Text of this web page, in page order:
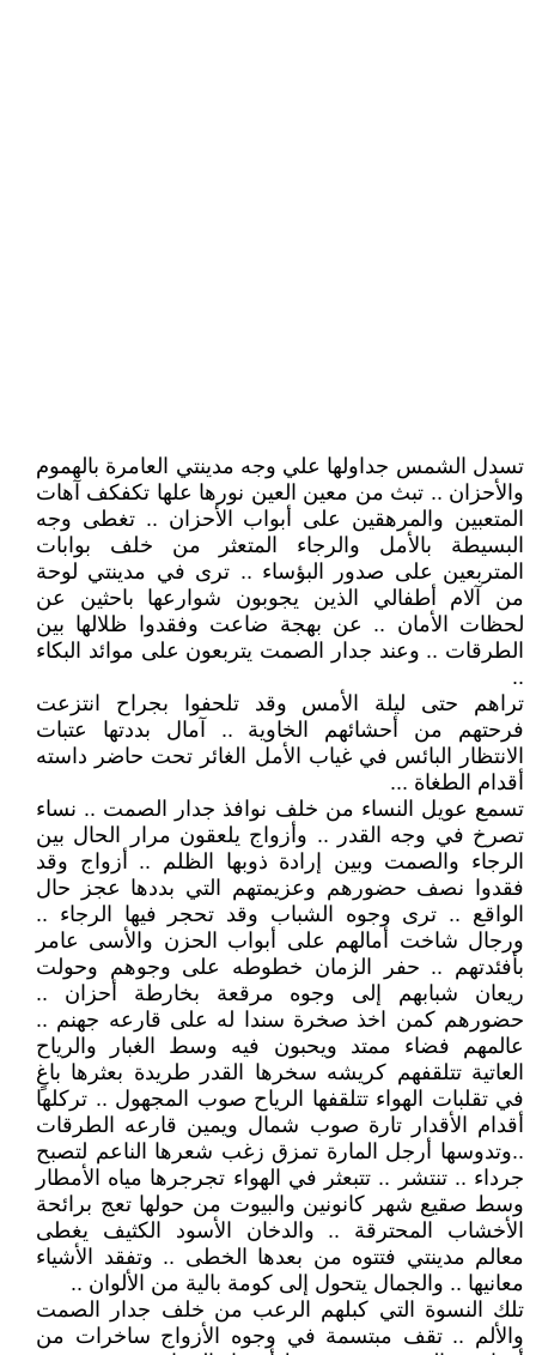
تسدل الشمس جداولها علي وجه مدينتي العامرة بالهموم
والأحزان .. تبث من معين العين نورها علها تكفكف آهات
المتعبين والمرهقين على أبواب الأحزان .. تغطى وجه
البسيطة بالأمل والرجاء المتعثر من خلف بوابات
المتربعين على صدور البؤساء .. ترى في مدينتي لوحة
من آلام أطفالي الذين يجوبون شوارعها باحثين عن
لحظات الأمان .. عن بهجة ضاعت وفقدوا ظلالها بين
الطرقات .. وعند جدار الصمت يتربعون على موائد البكاء
..
تراهم حتى ليلة الأمس وقد تلحفوا بجراح انتزعت
فرحتهم من أحشائهم الخاوية .. آمال بددتها عتبات
الانتظار البائس في غياب الأمل الغائر تحت حاضر داسته
أقدام الطغاة ...
تسمع عويل النساء من خلف نوافذ جدار الصمت .. نساء
تصرخ في وجه القدر .. وأزواج يلعقون مرار الحال بين
الرجاء والصمت وبين إرادة ذوبها الظلم .. أزواج وقد
فقدوا نصف حضورهم وعزيمتهم التي بددها عجز حال
الواقع .. ترى وجوه الشباب وقد تحجر فيها الرجاء ..
ورجال شاخت أمالهم على أبواب الحزن والأسى عامر
بأفئدتهم .. حفر الزمان خطوطه على وجوهم وحولت
ريعان شبابهم إلى وجوه مرقعة بخارطة أحزان ..
حضورهم كمن اخذ صخرة سندا له على قارعه جهنم ..
عالمهم فضاء ممتد ويحبون فيه وسط الغبار والرياح
العاتية تتلقفهم كريشه سخرها القدر طريدة بعثرها باغٍ
في تقلبات الهواء تتلقفها الرياح صوب المجهول .. تركلها
أقدام الأقدار تارة صوب شمال ويمين قارعه الطرقات
..وتدوسها أرجل المارة تمزق زغب شعرها الناعم لتصبح
جرداء .. تنتشر .. تتبعثر في الهواء تجرجرها مياه الأمطار
وسط صقيع شهر كانونين والبيوت من حولها تعج برائحة
الأخشاب المحترقة .. والدخان الأسود الكثيف يغطى
معالم مدينتي فتتوه من بعدها الخطى .. وتفقد الأشياء
معانيها .. والجمال يتحول إلى كومة بالية من الألوان ..
تلك النسوة التي كبلهم الرعب من خلف جدار الصمت
والألم .. تقف مبتسمة في وجوه الأزواج ساخرات من